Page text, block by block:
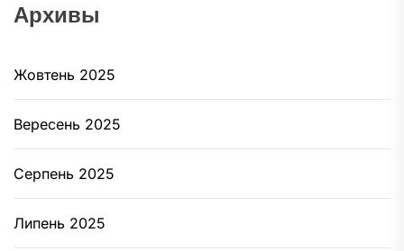
Архивы
Жовтень 2025
Вересень 2025
Серпень 2025
Липень 2025